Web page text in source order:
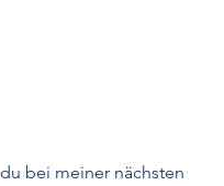
bei meiner nächsten